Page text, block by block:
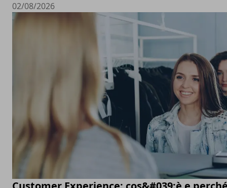
02/08/2026